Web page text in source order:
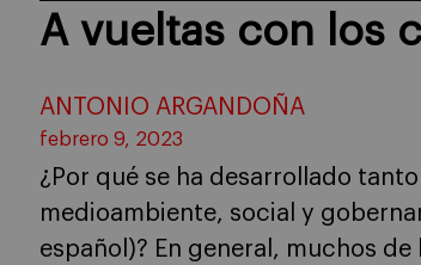
A vueltas con los
ANTONIO ARGANDOÑA
febrero 9, 2023
¿Por qué se ha desarrollado
medioambiente, social y
español)? En general, muchos